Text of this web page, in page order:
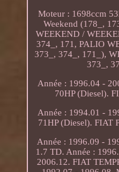
Moteur : 1698ccm
Weekend (178_,
WEEKEND /
374_, 171, PALIO
373_, 374_, 171_),
373_,
Année : 1996.04 -
70HP (Diesel).
Année : 1994.01 -
71HP (Diesel). FIAT
Année : 1996.09 -
1.7 TD. Année :
2006.12. FIAT